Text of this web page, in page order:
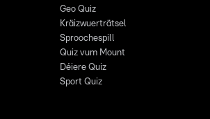
Geo Quiz
Kräizwuerträtsel
Sproochespill
Quiz vum Mount
Déiere Quiz
Sport Quiz